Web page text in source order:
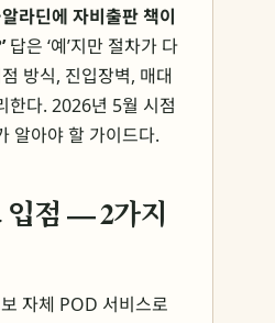
알라딘에 자비출판 책이
답은 ‘예’지만 절차가 다
방식, 진입장벽, 매대
한다. 2026년 5월 시점
알아야 할 가이드다.
입점 — 2가지
자체 POD 서비스로